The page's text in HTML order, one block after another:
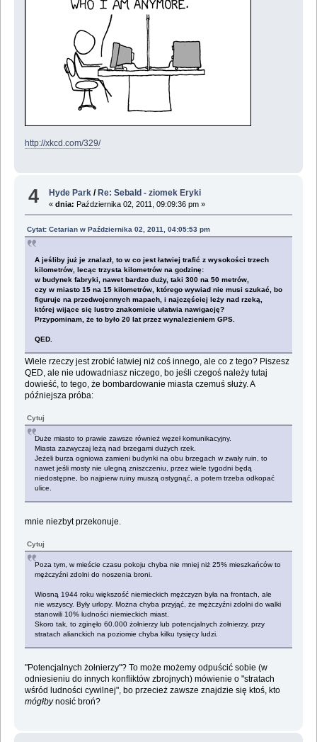
http://xkcd.com/329/
4 Hyde Park /Re: Sebald - ziomek Eryki
«dnia: Października 02, 2011, 09:09:36 pm »
Cytat: Cetarian w Października 02, 2011, 04:05:53 pm
A jeśliby już je znalazł, to w co jest łatwiej trafić z wysokości trzech
kilometrów, lecąc trzysta kilometrów na godzinę:
w budynek fabryki, nawet bardzo duży, taki 300 na 50 metrów,
czy w miasto 15 na 15 kilometrów, którego wywiad nie musi szukać, bo
figuruje na przedwojennych mapach, i najczęściej leży nad rzeką,
której wijące się lustro znakomicie ułatwia nawigację?
Przypominam, że to było 20 lat przez wynalezieniem GPS.
QED.
Wiele rzeczy jest zrobić łatwiej niż coś innego, ale co z tego? Piszesz
QED, ale nie udowadniasz niczego, bo jeśli czegoś należy tutaj
dowieść, to tego, że bombardowanie miasta czemuś służy. A
późniejsza próba:
Cytuj
Duże miasto to prawie zawsze również węzeł komunikacyjny.
Miasta zazwyczaj leżą nad brzegami dużych rzek.
Jeżeli burza ogniowa zamieni budynki na obu brzegach w zwały ruin, to
nawet jeśli mosty nie ulegną zniszczeniu, przez wiele tygodni będą
niedostępne, bo najpierw ruiny muszą ostygnąć, a potem trzeba odkopać
ulice.
mnie niezbyt przekonuje.
Cytuj
Poza tym, w mieście czasu pokoju chyba nie mniej niż 25% mieszkańców to
mężczyźni zdolni do noszenia broni.
Wiosną 1944 roku większość niemieckich mężczyzn była na frontach, ale
nie wszyscy. Były urlopy. Można chyba przyjąć, że mężczyźni zdolni do walki
stanowili 10% ludności niemieckich miast.
Skoro tak, to zginęło 60.000 żołnierzy lub potencjalnych żołnierzy, przy
stratach alianckich na poziomie chyba kilku tysięcy ludzi.
"Potencjalnych żołnierzy"? To może możemy odpuścić sobie (w
odniesieniu do innych konfliktów zbrojnych) mówienie o "stratach
wśród ludności cywilnej", bo przecież zawsze znajdzie się ktoś, kto
mógłbynosić broń?